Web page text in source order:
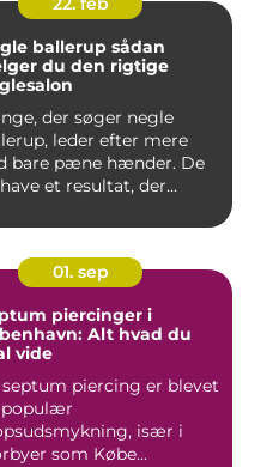
ballerup sådan
du den rigtige
der søger negle
leder efter mere
bare pæne hænder. De
et resultat, der...
01. sep
piercinger i
Alt hvad du
vide
septum piercing er blevet
populær
især i
som Købe...